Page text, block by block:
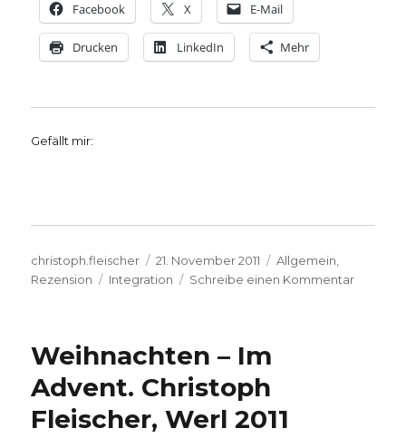
Facebook X E-Mail
Drucken LinkedIn Mehr
Gefällt mir:
Autor
christoph.fleischer
Veröffentlicht
am
21. November 2011 Kategorien
Allgemein
Rezension
Schlagwörter
Integration Schreibe einen Kommentarzu
Weihnachten – Im
Advent. Christoph
Fleischer, Werl 2011